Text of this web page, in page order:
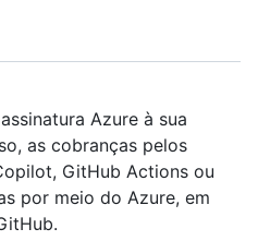
Azure à sua
as cobranças pelos
GitHub Actions ou
por meio do Azure, em